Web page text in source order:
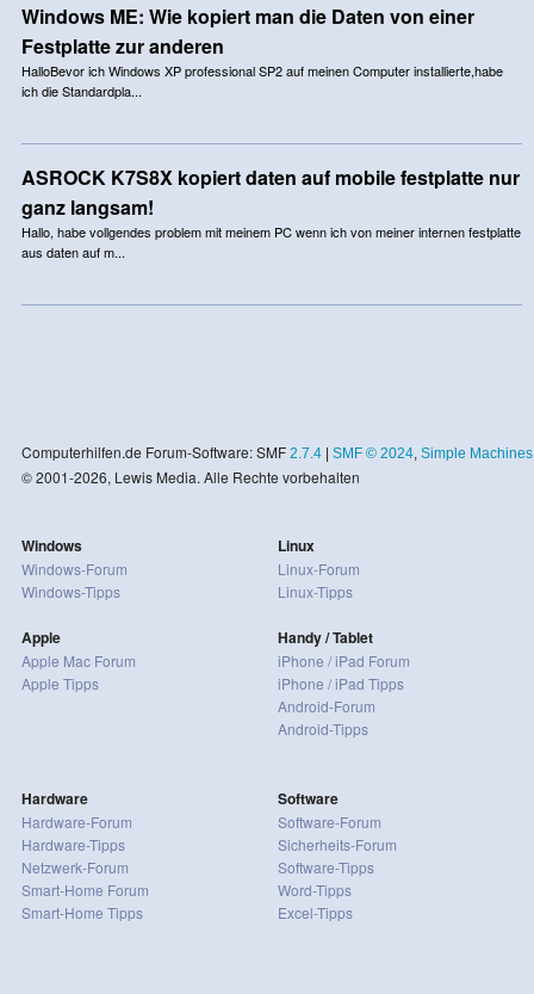
Windows ME: Wie kopiert man die Daten von einer
Festplatte zur anderen
HalloBevor ich Windows XP professional SP2 auf meinen Computer installierte,habe
ich die Standardpla...
ASROCK K7S8X kopiert daten auf mobile festplatte nur
ganz langsam!
Hallo, habe vollgendes problem mit meinem PC wenn ich von meiner internen festplatte
aus daten auf m...
Computerhilfen.de Forum-Software: SMF 2.7.4| SMF © 2024, Simple Machines
© 2001-2026, Lewis Media. Alle Rechte vorbehalten
Windows
Windows-Forum
Windows-Tipps
Apple
Apple Mac Forum
Apple Tipps
Linux
Linux-Forum
Linux-Tipps
Handy / Tablet
iPhone / iPad Forum
iPhone / iPad Tipps
Android-Forum
Android-Tipps
Hardware
Hardware-Forum
Hardware-Tipps
Netzwerk-Forum
Smart-Home Forum
Smart-Home Tipps
Software
Software-Forum
Sicherheits-Forum
Software-Tipps
Word-Tipps
Excel-Tipps